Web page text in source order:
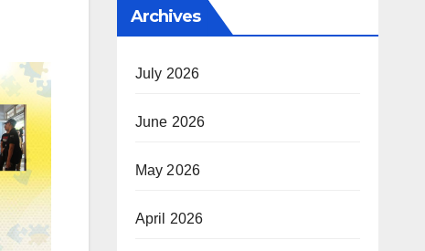
Archives
July 2026
June 2026
May 2026
April 2026